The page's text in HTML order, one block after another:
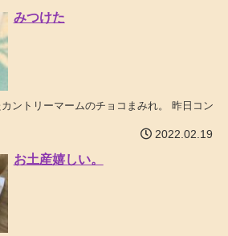
みつけた
ントリーマームのチョコまみれ。 昨日コン
2022.02.19
お土産嬉しい。